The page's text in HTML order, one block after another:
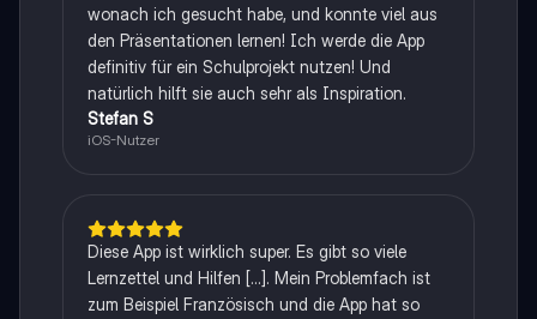
wonach ich gesucht habe, und konnte viel aus
den Präsentationen lernen! Ich werde die App
definitiv für ein Schulprojekt nutzen! Und
natürlich hilft sie auch sehr als Inspiration.
Stefan S
iOS-Nutzer
Diese App ist wirklich super. Es gibt so viele
Lernzettel und Hilfen [...]. Mein Problemfach ist
zum Beispiel Französisch und die App hat so